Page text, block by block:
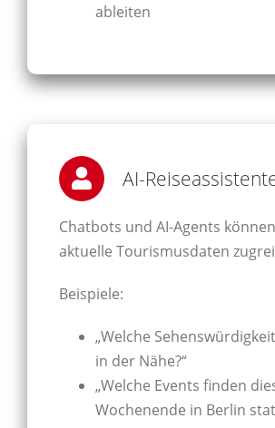
ableiten
AI-
Chatbots und AI-Agents
aktuelle Tourismusdaten
Beispiele:
„Welche
in der Nähe?“
„Welche Events finden
Wochenende in Berlin